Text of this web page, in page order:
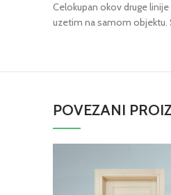
Celokupan okov druge
uzetim na samom objektu.
POVEZANI